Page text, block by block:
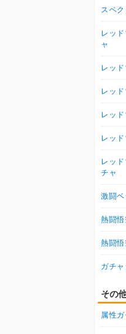
スペ
レッ
ャ
レッ
レッ
レッ
レッ
レッ
チャ
激闘
熱闘
熱闘悟
ガチ
その
属性